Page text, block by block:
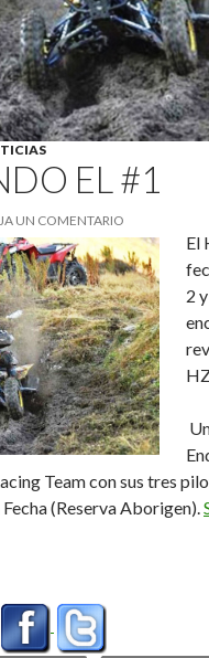
EL #1
UN COMENTARIO
El
2
Team con sus tres
(Reserva Aborigen).